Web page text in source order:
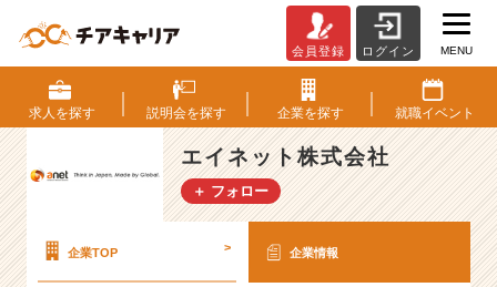
イ
ネ
ッ
ト
株
式
会
会員登録 ログイン MENU
求人を探す 説明会を探す 企業を探す 就職イベント
エイネット株式会社
＋ フォロー
企業TOP > 企業情報